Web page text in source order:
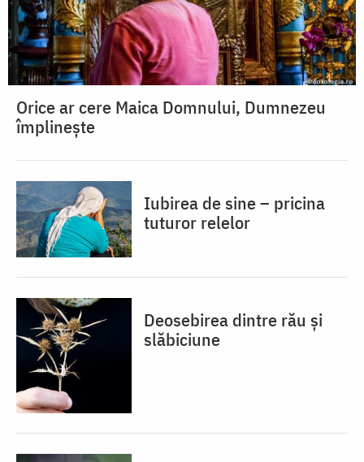
Orice ar cere Maica Domnului, Dumnezeu
împlinește
Iubirea de sine – pricina
tuturor relelor
Deosebirea dintre rău și
slăbiciune